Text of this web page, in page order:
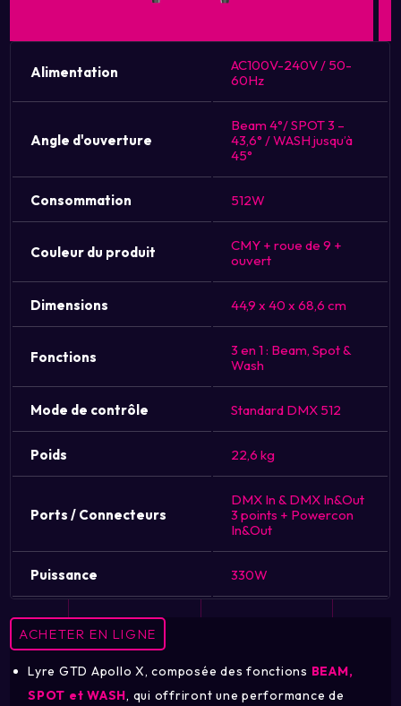
Alimentation
AC100V-240V / 50-
60Hz
Angle d'ouverture
Beam 4°/ SPOT 3 –
43,6° / WASH jusqu’à
45°
Consommation 512W
Couleur du produit
CMY + roue de 9 +
ouvert
Dimensions 44,9 x 40 x 68,6 cm
Fonctions
3 en 1 : Beam, Spot &
Wash
Mode de contrôle Standard DMX 512
Poids 22,6 kg
Ports / Connecteurs
DMX In & DMX In&Out
3 points + Powercon
In&Out
Puissance 330W
ACHETER EN LIGNE
Lyre GTD Apollo X, composée des fonctions BEAM,
SPOT et WASH, qui offriront une performance de